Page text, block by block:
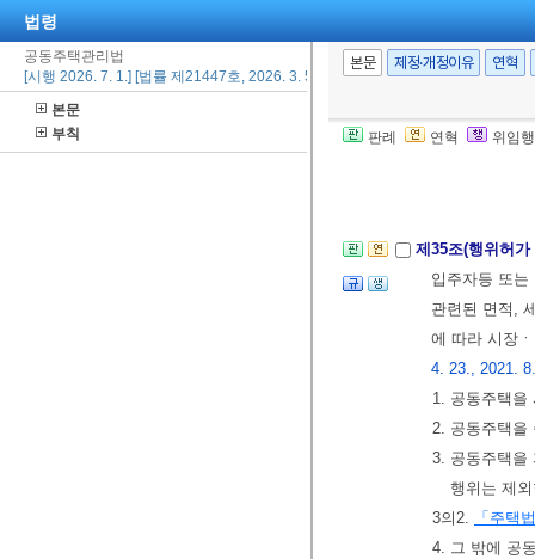
법령
공동주택관리법
[시행 2026. 7. 1.] [법률 제21447호, 2026. 3. 5., 타법개정]
본문
부칙
본문 제정·개정이유 연혁
판례 연혁 위임
간소음 분쟁
② 지방자치단
중앙행정기관
제35조(행위허
입주자등 또
관련된 면적,
에 따라 시장
4. 23., 2021.
1. 공동주택을
2. 공동주택을
3. 공동주택을
행위는 제
3의2.
「주택
4. 그 밖에 공